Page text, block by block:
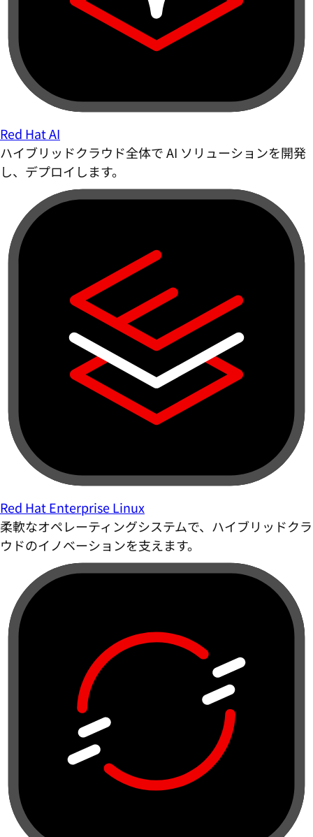
Red Hat AI
ハイブリッドクラウド全体で AI ソリューションを開発
し、デプロイします。
Red Hat Enterprise Linux
柔軟なオペレーティングシステムで、ハイブリッドクラ
ウドのイノベーションを支えます。